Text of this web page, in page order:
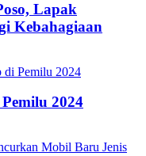
Lapak
Kebahagiaan
2024